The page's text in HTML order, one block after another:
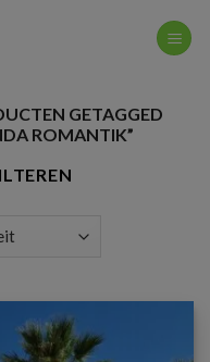
GETAGGED
ROMANTIK”